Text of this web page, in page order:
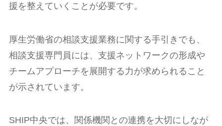
援を整えていくことが必要です。
厚生労働省の相談支援業務に関する手引きでも、
相談支援専門員には、支援ネットワークの形成や
チームアプローチを展開する力が求められること
が示されています。
SHIP中央では、関係機関との連携を大切にしなが